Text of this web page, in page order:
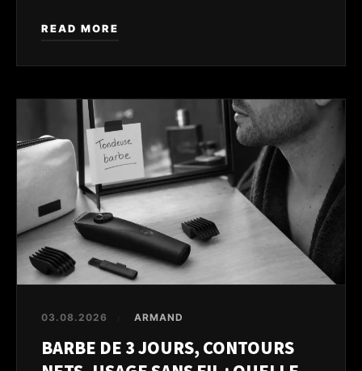
READ MORE
03.08.2026 ARMAND
BARBE DE 3 JOURS, CONTOURS